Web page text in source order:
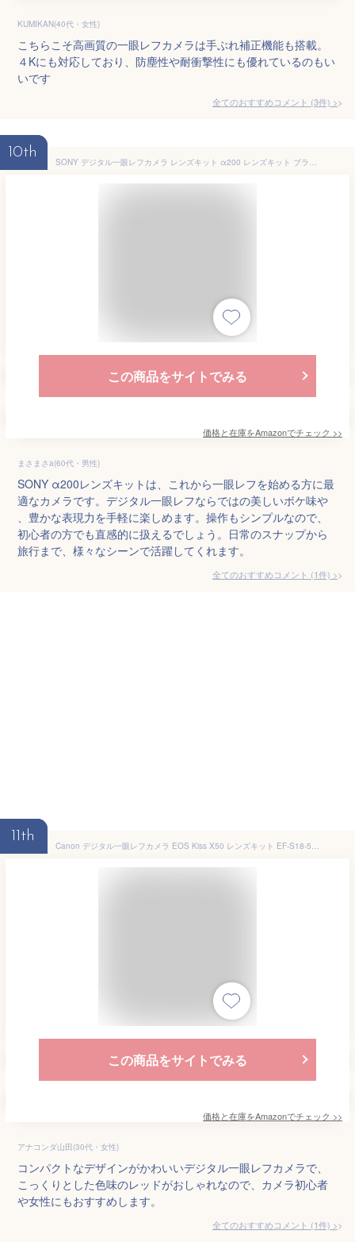
KUMIKAN(40代・女性)
こちらこそ高画質の一眼レフカメラは手ぶれ補正機能も搭載。
４Kにも対応しており、防塵性や耐衝撃性にも優れているのもい
いです
全てのおすすめコメント (3件) >
10th
SONY デジタル一眼レフカメラ レンズキット α200 レンズキット ブラック DSLR-A200K
この商品をサイトでみる
価格と在庫をAmazonでチェック >>
まさまさa(60代・男性)
SONY α200レンズキットは、これから一眼レフを始める方に最
適なカメラです。デジタル一眼レフならではの美しいボケ味や
、豊かな表現力を手軽に楽しめます。操作もシンプルなので、
初心者の方でも直感的に扱えるでしょう。日常のスナップから
旅行まで、様々なシーンで活躍してくれます。
全てのおすすめコメント (1件) >
11th
Canon デジタル一眼レフカメラ EOS Kiss X50 レンズキット EF-S18-55mm IsII付属 レッド KISSX50RE-1855IS2LK
この商品をサイトでみる
価格と在庫をAmazonでチェック >>
アナコンダ山田(30代・女性)
コンパクトなデザインがかわいいデジタル一眼レフカメラで、
こっくりとした色味のレッドがおしゃれなので、カメラ初心者
や女性にもおすすめします。
全てのおすすめコメント (1件) >